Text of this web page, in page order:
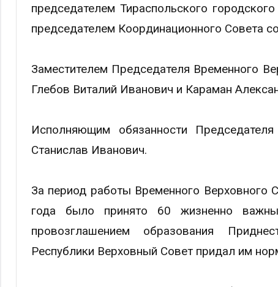
председателем Тираспольского
председателем Координационного Совета
Заместителем Председателя Временного
Глебов Виталий Иванович и Караман
Исполняющим обязанности
Станислав Иванович.
За период работы Временного Верховного
года было принято 60 жизненно
провозглашением образования
Республики Верховный Совет придал им